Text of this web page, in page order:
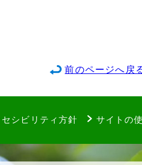
前のページへ戻
シビリティ方針 サイトの